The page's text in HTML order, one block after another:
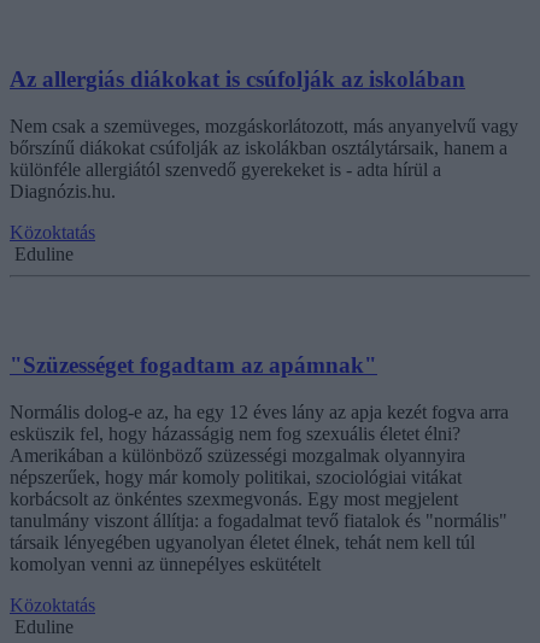
Az allergiás diákokat is csúfolják az iskolában
Nem csak a szemüveges, mozgáskorlátozott, más anyanyelvű vagy
bőrszínű diákokat csúfolják az iskolákban osztálytársaik, hanem a
különféle allergiától szenvedő gyerekeket is - adta hírül a
Diagnózis.hu.
Közoktatás
Eduline
"Szüzességet fogadtam az apámnak"
Normális dolog-e az, ha egy 12 éves lány az apja kezét fogva arra
esküszik fel, hogy házasságig nem fog szexuális életet élni?
Amerikában a különböző szüzességi mozgalmak olyannyira
népszerűek, hogy már komoly politikai, szociológiai vitákat
korbácsolt az önkéntes szexmegvonás. Egy most megjelent
tanulmány viszont állítja: a fogadalmat tevő fiatalok és "normális"
társaik lényegében ugyanolyan életet élnek, tehát nem kell túl
komolyan venni az ünnepélyes eskütételt
Közoktatás
Eduline